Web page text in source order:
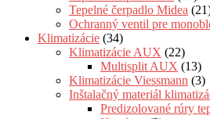
Tepelné čerpadlo Midea
Ochranný ventil pre
Klimatizácie (34)
Klimatizácie AUX (22)
Multisplit AUX (13)
Klimatizácie Viessmann (3)
Inštalačný materiál
Predizolované rúry